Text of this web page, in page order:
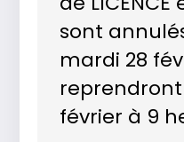
sont
mardi 28
février à 9